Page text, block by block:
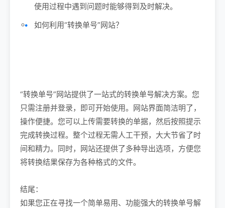
使用过程中遇到问题时能够得到及时解决。
如何利用“转换单号”网站？
“转换单号”网站提供了一站式的转换单号解决方案。您
只需注册并登录，即可开始使用。网站界面简洁明了，
操作便捷。您可以上传需要转换的单据，然后按照提示
完成转换过程。整个过程无需人工干预，大大节省了时
间和精力。同时，网站还提供了多种导出选项，方便您
将转换结果保存为各种格式的文件。
结尾：
如果您正在寻找一个简单易用、功能强大的转换单号解